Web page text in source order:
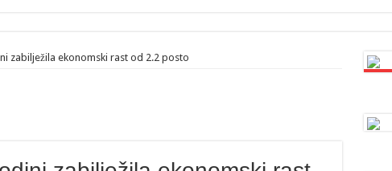
zabilježila ekonomski rast od 2.2 posto